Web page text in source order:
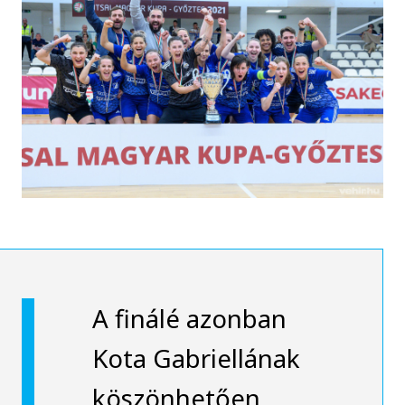
A finálé azonban
Kota Gabriellának
köszönhetően